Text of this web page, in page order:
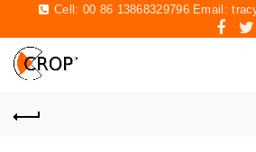
Cell: 00 86 13868329796 Email: